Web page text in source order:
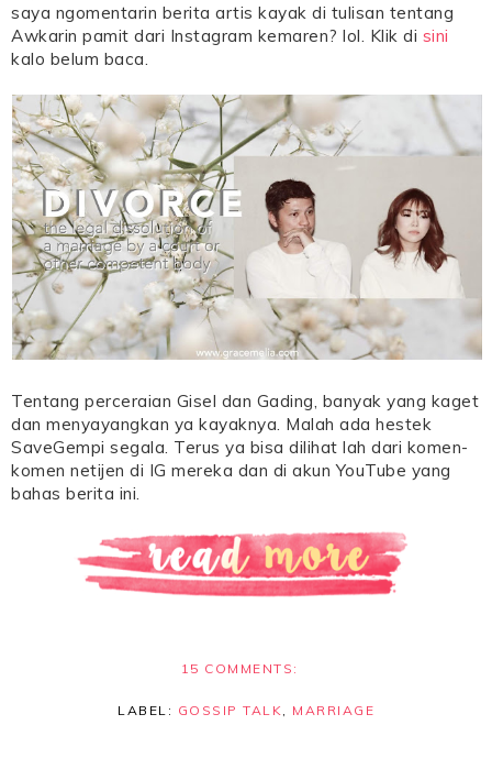
saya ngomentarin berita artis kayak di tulisan tentang
Awkarin pamit dari Instagram kemaren? lol. Klik di sini
kalo belum baca.
Tentang perceraian Gisel dan Gading, banyak yang kaget
dan menyayangkan ya kayaknya. Malah ada hestek
SaveGempi segala. Terus ya bisa dilihat lah dari komen-
komen netijen di IG mereka dan di akun YouTube yang
bahas berita ini.
15 COMMENTS:
LABEL: GOSSIP TALK, MARRIAGE